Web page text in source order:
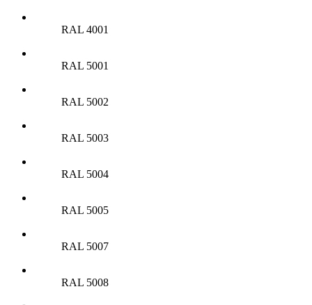
RAL 4001
RAL 5001
RAL 5002
RAL 5003
RAL 5004
RAL 5005
RAL 5007
RAL 5008